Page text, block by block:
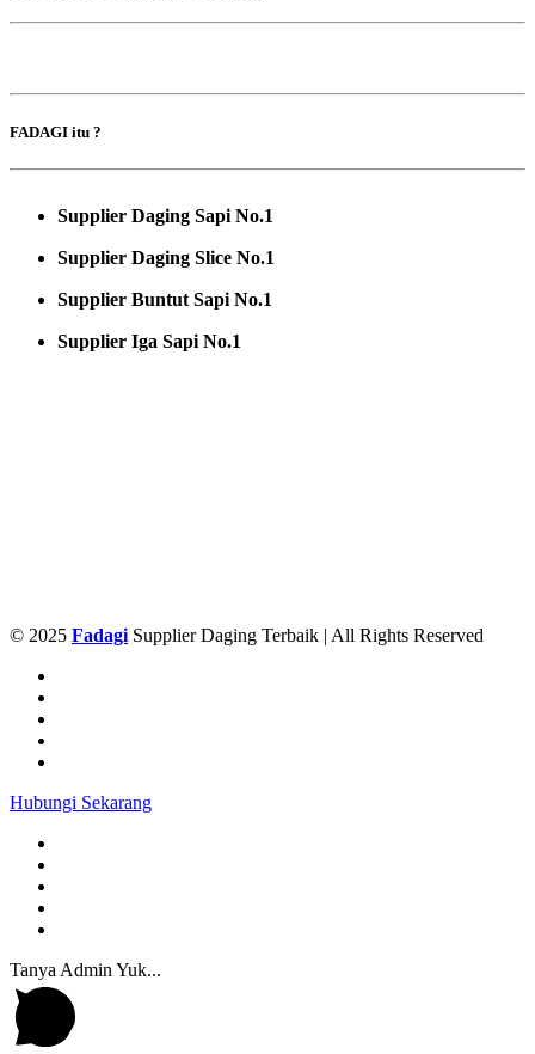
FADAGI itu ?
Supplier Daging Sapi No.1
Supplier Daging Slice No.1
Supplier Buntut Sapi No.1
Supplier Iga Sapi No.1
© 2025 Fadagi Supplier Daging Terbaik | All Rights Reserved
Hubungi Sekarang
Tanya Admin Yuk...